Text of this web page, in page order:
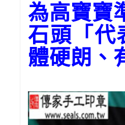
為高寶寶
石頭「代
體硬朗、